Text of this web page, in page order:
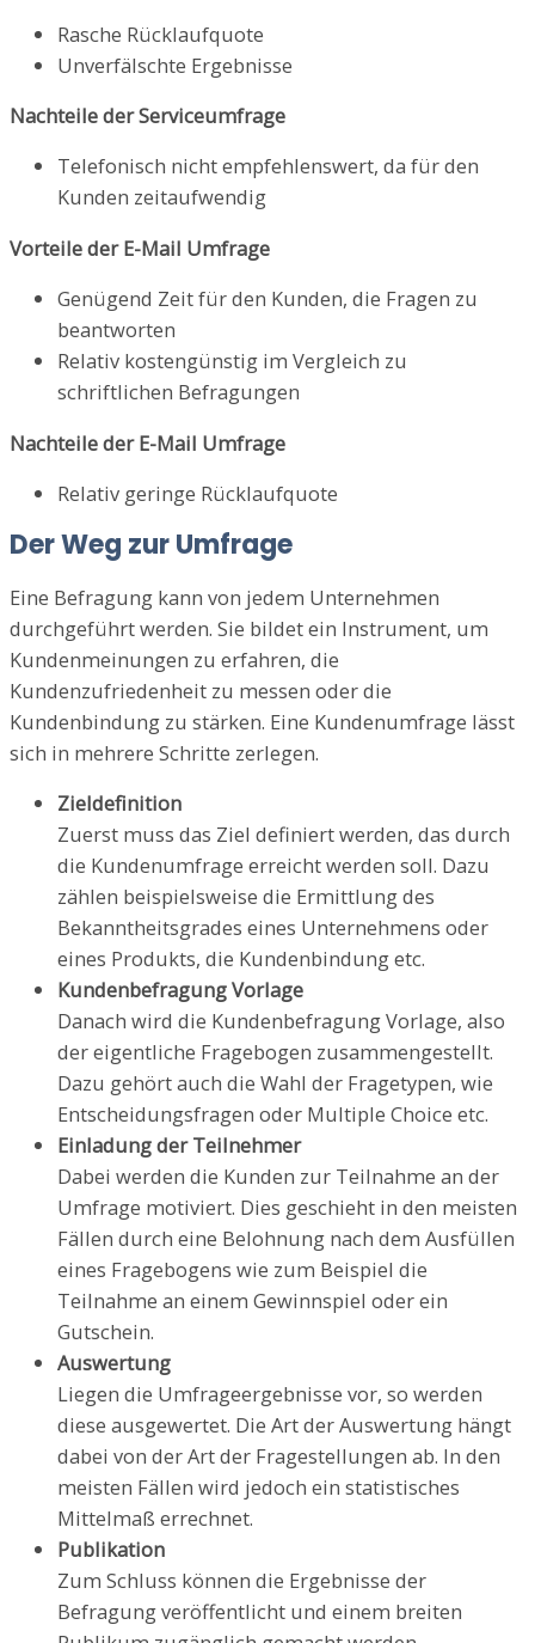
Rasche Rücklaufquote
Unverfälschte Ergebnisse
Nachteile der Serviceumfrage
Telefonisch nicht empfehlenswert, da für den
Kunden zeitaufwendig
Vorteile der E-Mail Umfrage
Genügend Zeit für den Kunden, die Fragen zu
beantworten
Relativ kostengünstig im Vergleich zu
schriftlichen Befragungen
Nachteile der E-Mail Umfrage
Relativ geringe Rücklaufquote
Der Weg zur Umfrage
Eine Befragung kann von jedem Unternehmen
durchgeführt werden. Sie bildet ein Instrument, um
Kundenmeinungen zu erfahren, die
Kundenzufriedenheit zu messen oder die
Kundenbindung zu stärken. Eine Kundenumfrage lässt
sich in mehrere Schritte zerlegen.
Zieldefinition
Zuerst muss das Ziel definiert werden, das durch
die Kundenumfrage erreicht werden soll. Dazu
zählen beispielsweise die Ermittlung des
Bekanntheitsgrades eines Unternehmens oder
eines Produkts, die Kundenbindung etc.
Kundenbefragung Vorlage
Danach wird die Kundenbefragung Vorlage, also
der eigentliche Fragebogen zusammengestellt.
Dazu gehört auch die Wahl der Fragetypen, wie
Entscheidungsfragen oder Multiple Choice etc.
Einladung der Teilnehmer
Dabei werden die Kunden zur Teilnahme an der
Umfrage motiviert. Dies geschieht in den meisten
Fällen durch eine Belohnung nach dem Ausfüllen
eines Fragebogens wie zum Beispiel die
Teilnahme an einem Gewinnspiel oder ein
Gutschein.
Auswertung
Liegen die Umfrageergebnisse vor, so werden
diese ausgewertet. Die Art der Auswertung hängt
dabei von der Art der Fragestellungen ab. In den
meisten Fällen wird jedoch ein statistisches
Mittelmaß errechnet.
Publikation
Zum Schluss können die Ergebnisse der
Befragung veröffentlicht und einem breiten